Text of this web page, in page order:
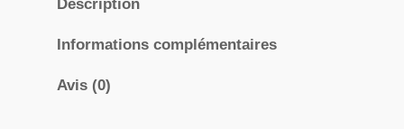
€
Description
Informations complémentaires
Avis (0)